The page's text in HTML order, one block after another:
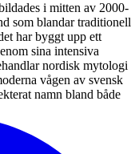
i mitten av 2000-
som blandar traditionell
har byggt upp ett
sina intensiva
nordisk mytologi
vågen av svensk
namn bland både